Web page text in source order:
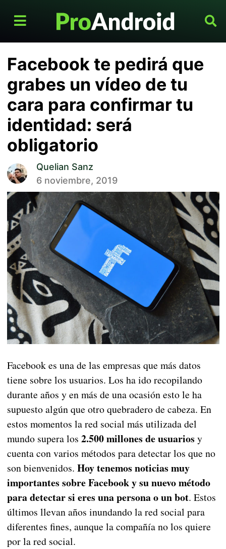
Facebook te pedirá que
grabes un vídeo de tu
cara para confirmar tu
identidad: será
obligatorio
Quelian Sanz
6 noviembre, 2019
Facebook es una de las empresas que más datos
tiene sobre los usuarios. Los ha ido recopilando
durante años y en más de una ocasión esto le ha
supuesto algún que otro quebradero de cabeza. En
estos momentos la red social más utilizada del
mundo supera los 2.500 millones de usuarios y
cuenta con varios métodos para detectar los que no
son bienvenidos. Hoy tenemos noticias muy
importantes sobre Facebook y su nuevo método
para detectar si eres una persona o un bot. Estos
últimos llevan años inundando la red social para
diferentes fines, aunque la compañía no los quiere
por la red social.